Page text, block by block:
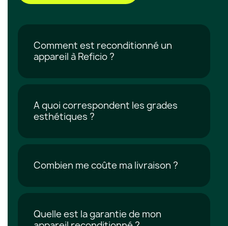
Comment est reconditionné un
appareil à Reficio ?
A quoi correspondent les grades
esthétiques ?
Combien me coûte ma livraison ?
Quelle est la garantie de mon